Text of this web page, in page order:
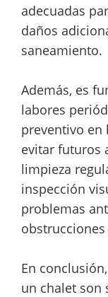
adecuadas
daños
saneamiento.
Además, es
labores
preventivo en
evitar futuros
limpieza
inspección
problemas
obstrucciones
En
un chalet son